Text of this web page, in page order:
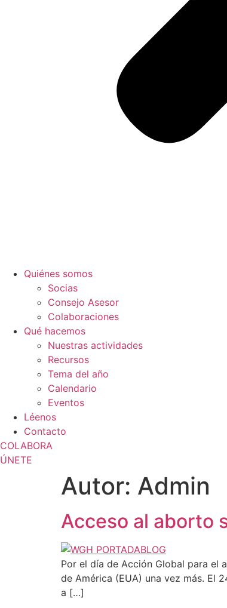
Quiénes somos
Socias
Consejo Asesor
Colaboraciones
Qué hacemos
Nuestras actividades
Recursos
Tema del año
Calendario
Eventos
Léenos
Contacto
COLABORA
ÚNETE
Autor: Admin
Acceso al aborto
Por el día de Acción Global para el
de América (EUA) una vez más. El
a […]